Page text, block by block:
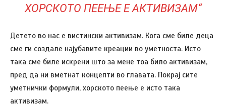
ХОРСКОТО ПЕЕЊЕ Е АКТИВИЗАМ“
Детето во нас е вистински активизам. Кога сме биле деца
сме ги создале најубавите креации во уметноста. Исто
така сме биле искрени што за мене тоа било активизам,
пред да ни вметнат концепти во главата. Покрај сите
уметнички формули, хорското пеење е исто така
активизам.